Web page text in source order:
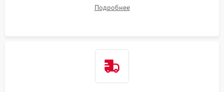
циркуляционному насосу, ТЭНу и сливной помпе.
Подробнее